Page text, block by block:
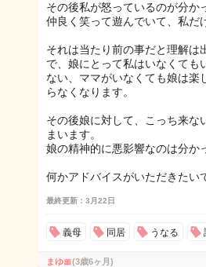
その後私が怒っているのが分か
仲良く笑って遊んでいて、私だ
それは当たり前の事だと理解は
で、娘にとって私はいなくても
ない、ママがいなくても娘は楽
らなくなります。
その後娘に対して、こっち来な
まいます。
娘の精神的に悪影響なのは分か
何かアドバイスがいただきたい
最終更新：3月22日
義母 同居 うなる
まゆ🎀(3歳6ヶ月)